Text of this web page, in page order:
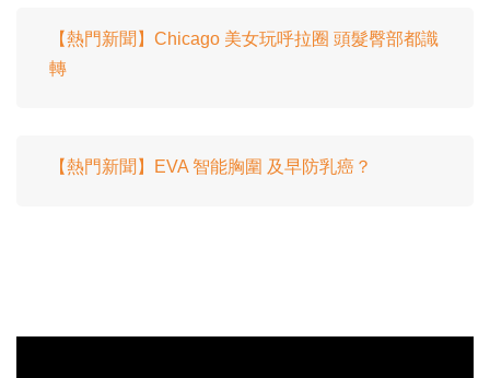
【熱門新聞】Chicago 美女玩呼拉圈 頭髮臀部都識
轉
【熱門新聞】EVA 智能胸圍 及早防乳癌？